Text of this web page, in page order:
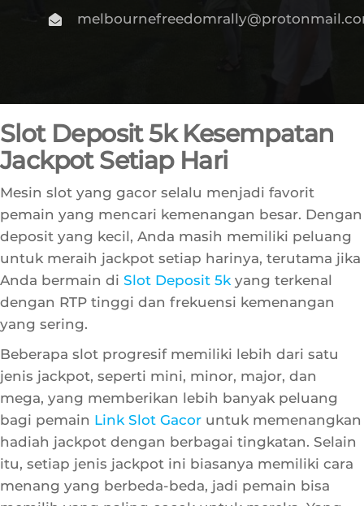
Slot Deposit 5k Kesempatan
Jackpot Setiap Hari
Mesin slot yang gacor selalu menjadi favorit
pemain yang mencari kemenangan besar. Dengan
deposit yang kecil, Anda masih memiliki peluang
untuk meraih jackpot setiap harinya, terutama jika
Anda bermain di
dengan RTP tinggi dan frekuensi kemenangan
yang sering.
Beberapa slot progresif memiliki lebih dari satu
jenis jackpot, seperti mini, minor, major, dan
mega, yang memberikan lebih banyak peluang
bagi pemainLink Slot Gacoruntuk memenangkan
hadiah jackpot dengan berbagai tingkatan. Selain